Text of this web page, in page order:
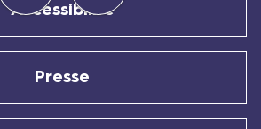
Accessibilité
Presse